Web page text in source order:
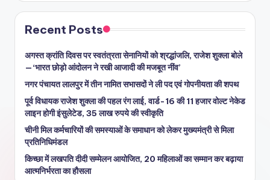
Recent Posts
अगस्त क्रांति दिवस पर स्वतंत्रता सेनानियों को श्रद्धांजलि, राजेश शुक्ला बोले
—‘भारत छोड़ो आंदोलन ने रखी आजादी की मजबूत नींव’
नगर पंचायत लालपुर में तीन नामित सभासदों ने ली पद एवं गोपनीयता की शपथ
पूर्व विधायक राजेश शुक्ला की पहल रंग लाई, वार्ड-16 की 11 हजार वोल्ट नेकेड
लाइन होगी इंसुलेटेड, 35 लाख रुपये की स्वीकृति
चीनी मिल कर्मचारियों की समस्याओं के समाधान को लेकर मुख्यमंत्री से मिला
प्रतिनिधिमंडल
किच्छा में लखपति दीदी सम्मेलन आयोजित, 20 महिलाओं का सम्मान कर बढ़ाया
आत्मनिर्भरता का हौसला